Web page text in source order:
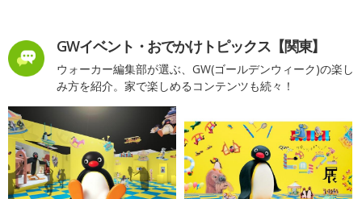
GWイベント・おでかけトピックス【関東】
ウォーカー編集部が選ぶ、GW(ゴールデンウィーク)の楽し
み方を紹介。家で楽しめるコンテンツも続々！